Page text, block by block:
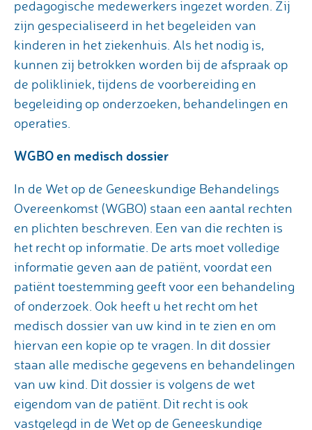
pedagogische medewerkers ingezet worden. Zij
zijn gespecialiseerd in het begeleiden van
kinderen in het ziekenhuis. Als het nodig is,
kunnen zij betrokken worden bij de afspraak op
de polikliniek, tijdens de voorbereiding en
begeleiding op onderzoeken, behandelingen en
operaties.
WGBO en medisch dossier
In de Wet op de Geneeskundige Behandelings
Overeenkomst (WGBO) staan een aantal rechten
en plichten beschreven. Een van die rechten is
het recht op informatie. De arts moet volledige
informatie geven aan de patiënt, voordat een
patiënt toestemming geeft voor een behandeling
of onderzoek. Ook heeft u het recht om het
medisch dossier van uw kind in te zien en om
hiervan een kopie op te vragen. In dit dossier
staan alle medische gegevens en behandelingen
van uw kind. Dit dossier is volgens de wet
eigendom van de patiënt. Dit recht is ook
vastgelegd in de Wet op de Geneeskundige